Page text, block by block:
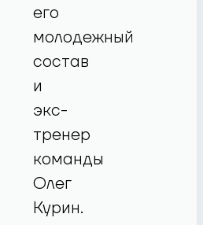
его
молодежный
состав
и
экс-
тренер
команды
Олег
Курин.